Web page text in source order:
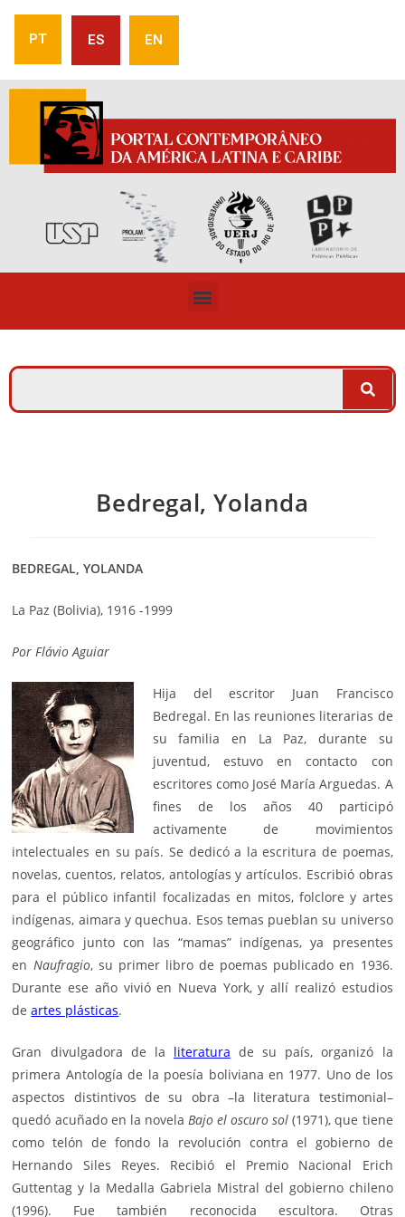
PT ES EN
Bedregal, Yolanda
BEDREGAL, YOLANDA
La Paz (Bolivia), 1916 -1999
PorFlávio Aguiar
Hija del escritor Juan Francisco
Bedregal. En las reuniones literarias de
su familia en La Paz, durante su
juventud, estuvo en contacto con
escritores como José María Arguedas. A
fines de los años 40 participó
activamente de movimientos
intelectuales en su país. Se dedicó a la escritura de poemas,
novelas, cuentos, relatos, antologías y artículos. Escribió obras
para el público infantil focalizadas en mitos, folclore y artes
indígenas, aimara y quechua. Esos temas pueblan su universo
geográfico junto con las “mamas” indígenas, ya presentes
en Naufragio, su primer libro de poemas publicado en 1936.
Durante ese año vivió en Nueva York, y allí realizó estudios
deartes plásticas.
Gran divulgadora de la literatura de su país, organizó la
primera Antología de la poesía boliviana en 1977. Uno de los
aspectos distintivos de su obra –la literatura testimonial–
quedó acuñado en la novela Bajo el oscuro sol (1971), que tiene
como telón de fondo la revolución contra el gobierno de
Hernando Siles Reyes. Recibió el Premio Nacional Erich
Guttentag y la Medalla Gabriela Mistral del gobierno chileno
(1996). Fue también reconocida escultora. Otras